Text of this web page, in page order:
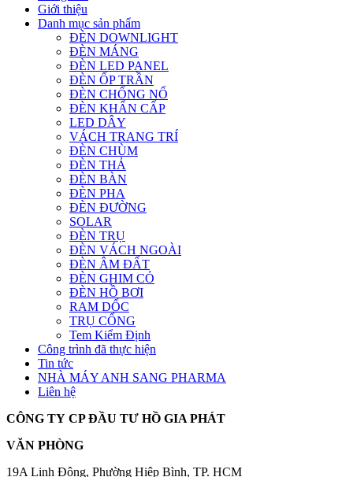
Giới thiệu
Danh mục sản phẩm
ĐÈN DOWNLIGHT
ĐÈN MÁNG
ĐÈN LED PANEL
ĐÈN ỐP TRẦN
ĐÈN CHỐNG NỔ
ĐÈN KHẨN CẤP
LED DÂY
VÁCH TRANG TRÍ
ĐÈN CHÙM
ĐÈN THẢ
ĐÈN BÀN
ĐÈN PHA
ĐÈN ĐƯỜNG
SOLAR
ĐÈN TRỤ
ĐÈN VÁCH NGOÀI
ĐÈN ÂM ĐẤT
ĐÈN GHIM CỎ
ĐÈN HỒ BƠI
RAM DỐC
TRỤ CỔNG
Tem Kiểm Định
Công trình đã thực hiện
Tin tức
NHÀ MÁY ANH SANG PHARMA
Liên hệ
CÔNG TY CP ĐẦU TƯ HỒ GIA PHÁT
VĂN PHÒNG
19A Linh Đông, Phường Hiệp Bình, TP. HCM